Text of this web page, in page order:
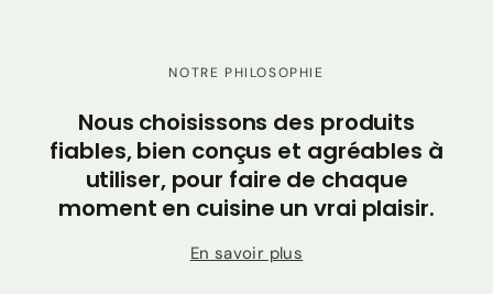
NOTRE PHILOSOPHIE
Nous choisissons des produits
fiables, bien conçus et agréables à
utiliser, pour faire de chaque
moment en cuisine un vrai plaisir.
En savoir plus